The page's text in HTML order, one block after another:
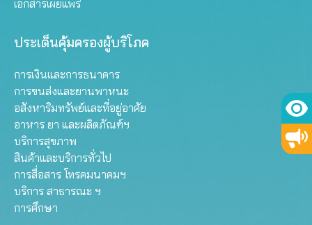
เอกสารเผยแพร่
ประเด็นคุ้มครองผู้บริโภค
การเงินและการธนาคาร
การขนส่งและยานพาหนะ
อสังหาริมทรัพย์และที่อยู่อาศัย
อาหาร ยา และผลิตภัณฑ์ฯ
บริการสุขภาพ
สินค้าและบริการทั่วไป
การสื่อสาร โทรคมนาคมฯ
บริการ สาธารณะ ฯ
การศึกษา